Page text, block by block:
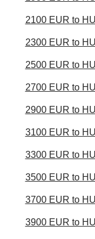
2100 EUR to
2300 EUR to
2500 EUR to
2700 EUR to
2900 EUR to
3100 EUR to
3300 EUR to
3500 EUR to
3700 EUR to
3900 EUR to